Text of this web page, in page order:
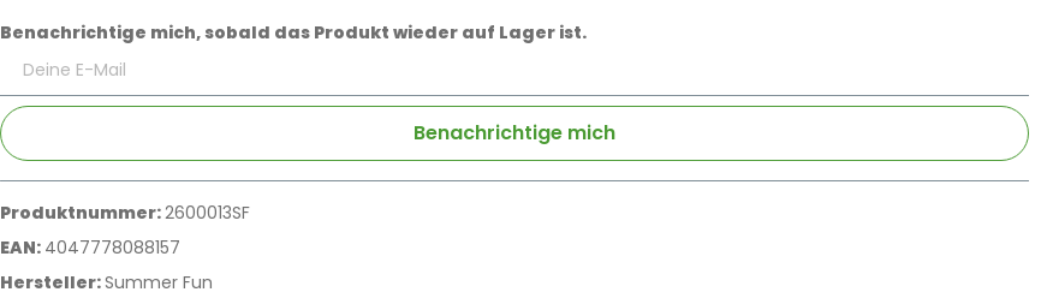
Benachrichtige mich, sobald das Produkt wieder auf Lager ist.
Deine E-Mail
Benachrichtige mich
Produktnummer:2600013SF
EAN: 4047778088157
Hersteller:Summer Fun